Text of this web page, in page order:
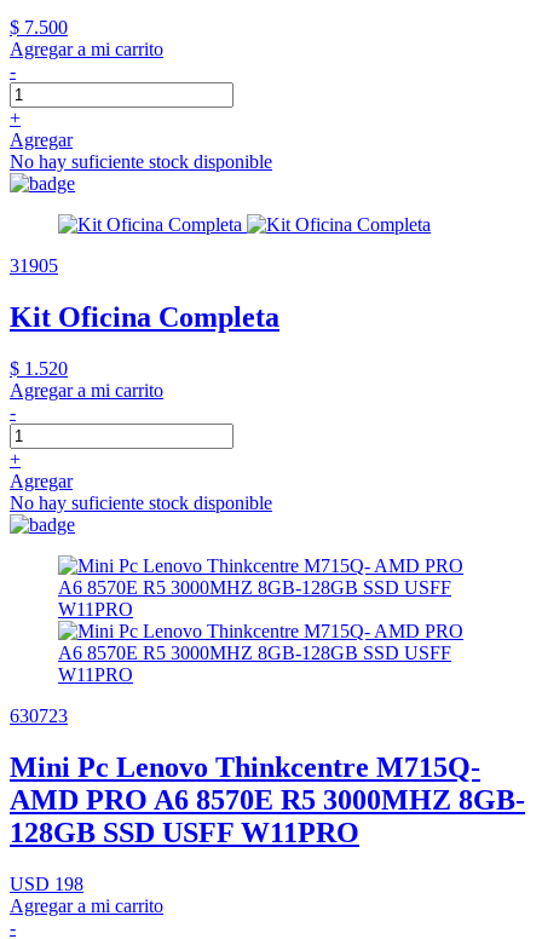
$ 7.500
Agregar a mi carrito
-
+
Agregar
No hay suficiente stock disponible
31905
Kit Oficina Completa
$ 1.520
Agregar a mi carrito
-
+
Agregar
No hay suficiente stock disponible
630723
Mini Pc Lenovo Thinkcentre M715Q-
AMD PRO A6 8570E R5 3000MHZ 8GB-
128GB SSD USFF W11PRO
USD 198
Agregar a mi carrito
-